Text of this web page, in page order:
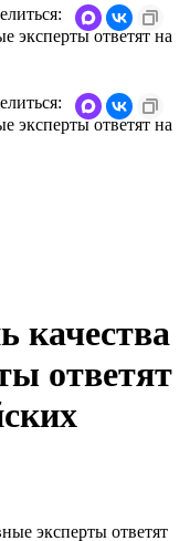
эксперты ответят на
эксперты ответят на
качества
ответят